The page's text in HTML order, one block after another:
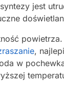
jest
,
w